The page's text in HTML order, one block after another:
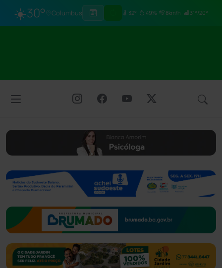
☀️30° Columbus 32° 49% 8km/h 31°/20°